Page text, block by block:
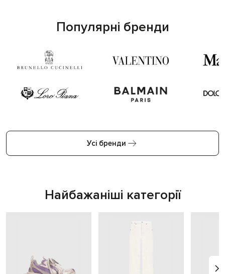
Популярні бренди
Усі бренди
Найбажаніші категорії